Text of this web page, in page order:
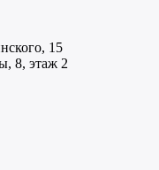
15
8, этаж 2